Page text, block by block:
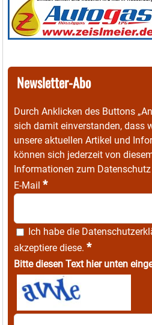
Newsletter-Abo
Durch Anklicken des Buttons
sich damit einverstanden, dass
unsere aktuellen Artikel und
können sich jederzeit von
Informationen zum
E-Mail *
Ich habe die
akzeptiere diese. *
Bitte diesen Text hier unten